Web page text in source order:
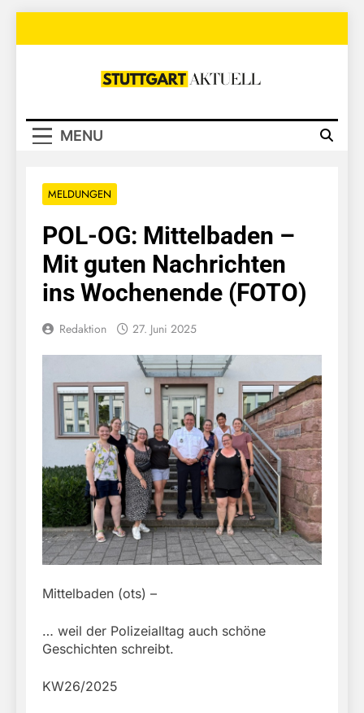
Stuttgart
MENU
MELDUNGEN
POL-OG: Mittelbaden –
Mit guten Nachrichten
ins Wochenende (FOTO)
Redaktion 27. Juni 2025
Mittelbaden (ots) –
… weil der Polizeialltag auch schöne
Geschichten schreibt.
KW26/2025